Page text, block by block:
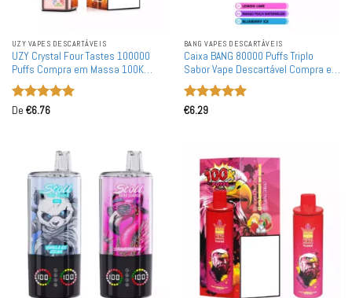
UZY VAPES DESCARTÁVEIS
UZY Crystal Four Tastes 100000
Puffs Compra em Massa 100K
Vapes Descartáveis Recarregáveis
por Atacado
Avaliação
De €6.76
BANG VAPES DESCARTÁVEIS
Caixa BANG 80000 Puffs Triplo
Sabor Vape Descartável Compra em
Massa Recarregável 80K Vapes
Descartáveis por Atacado
Avaliação
€6.29